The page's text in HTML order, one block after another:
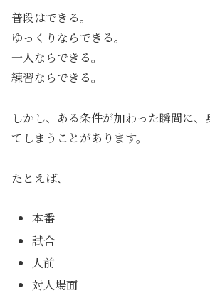
普段はできる。
ゆっくりならできる。
一人ならできる。
練習ならできる。
しかし、ある条件が加わった瞬間に、
てしまうことがあります。
たとえば、
本番
試合
人前
対人場面